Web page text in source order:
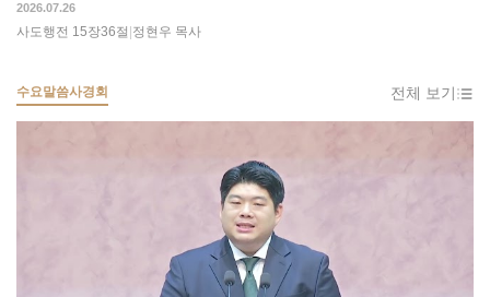
2026.07.26
사도행전 15장36절 정현우 목사
수요말씀사경회 전체 보기